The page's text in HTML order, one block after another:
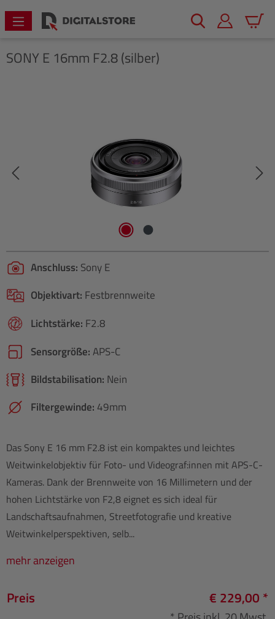
springen
SONY E 16mm F2.8 (silber)
Anschluss: Sony E
Objektivart: Festbrennweite
Lichtstärke: F2.8
Sensorgröße:APS-C
Bildstabilisation: Nein
Filtergewinde: 49mm
Das Sony E 16 mm F2.8 ist ein kompaktes und leichtes
Weitwinkelobjektiv für Foto- und Videograf:innen mit APS-C-
Kameras. Dank der Brennweite von 16 Millimetern und der
hohen Lichtstärke von F2,8 eignet es sich ideal für
Landschaftsaufnahmen, Streetfotografie und kreative
Weitwinkelperspektiven, selb...
mehr anzeigen
Preis € 229,00 *